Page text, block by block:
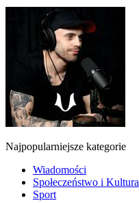
Najpopularniejsze kategorie
Wiadomości
Społeczeństwo i Kultura
Sport